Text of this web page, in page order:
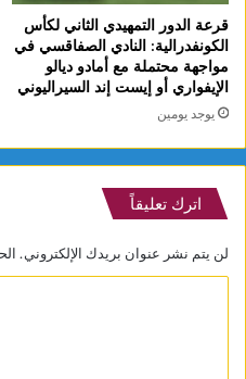
قرعة الدور التمهيدي الثاني لكأس
الكونفدرالية: النادي الصفاقسي في
مواجهة محتملة مع أمادو ديالو
الإيفواري أو إيست إند السيراليوني
يوجد يومين
اترك تعليقاً
لن يتم نشر عنوان بريدك الإلكتروني.